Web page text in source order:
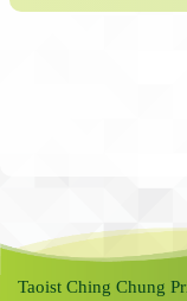
Taoist Ching Chung